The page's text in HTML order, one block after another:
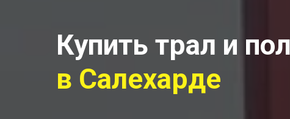
Купить трал и
в Салехарде